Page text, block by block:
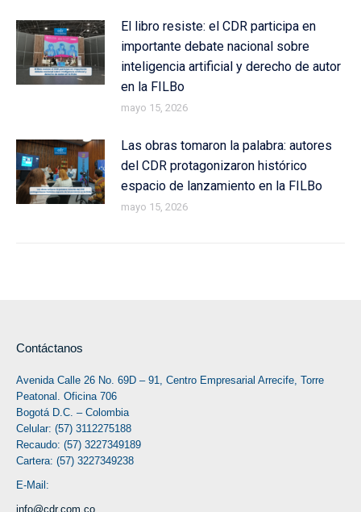
El libro resiste: el CDR participa en
importante debate nacional sobre
inteligencia artificial y derecho de autor
en la FILBo
mayo 15, 2026
Las obras tomaron la palabra: autores
del CDR protagonizaron histórico
espacio de lanzamiento en la FILBo
mayo 15, 2026
Contáctanos
Avenida Calle 26 No. 69D – 91, Centro Empresarial Arrecife, Torre
Peatonal. Oficina 706
Bogotá D.C. – Colombia
Celular: (57) 3112275188
Recaudo: (57) 3227349189
Cartera: (57) 3227349238
E-Mail:
info@cdr.com.co